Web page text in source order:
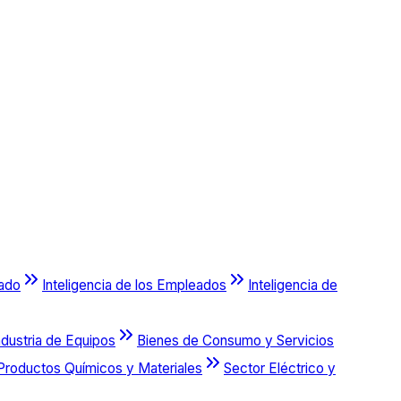
Inteligencia de los Empleados Inteligencia de
de Equipos
Bienes de Consumo y Servicios
Químicos y Materiales
Sector Eléctrico y